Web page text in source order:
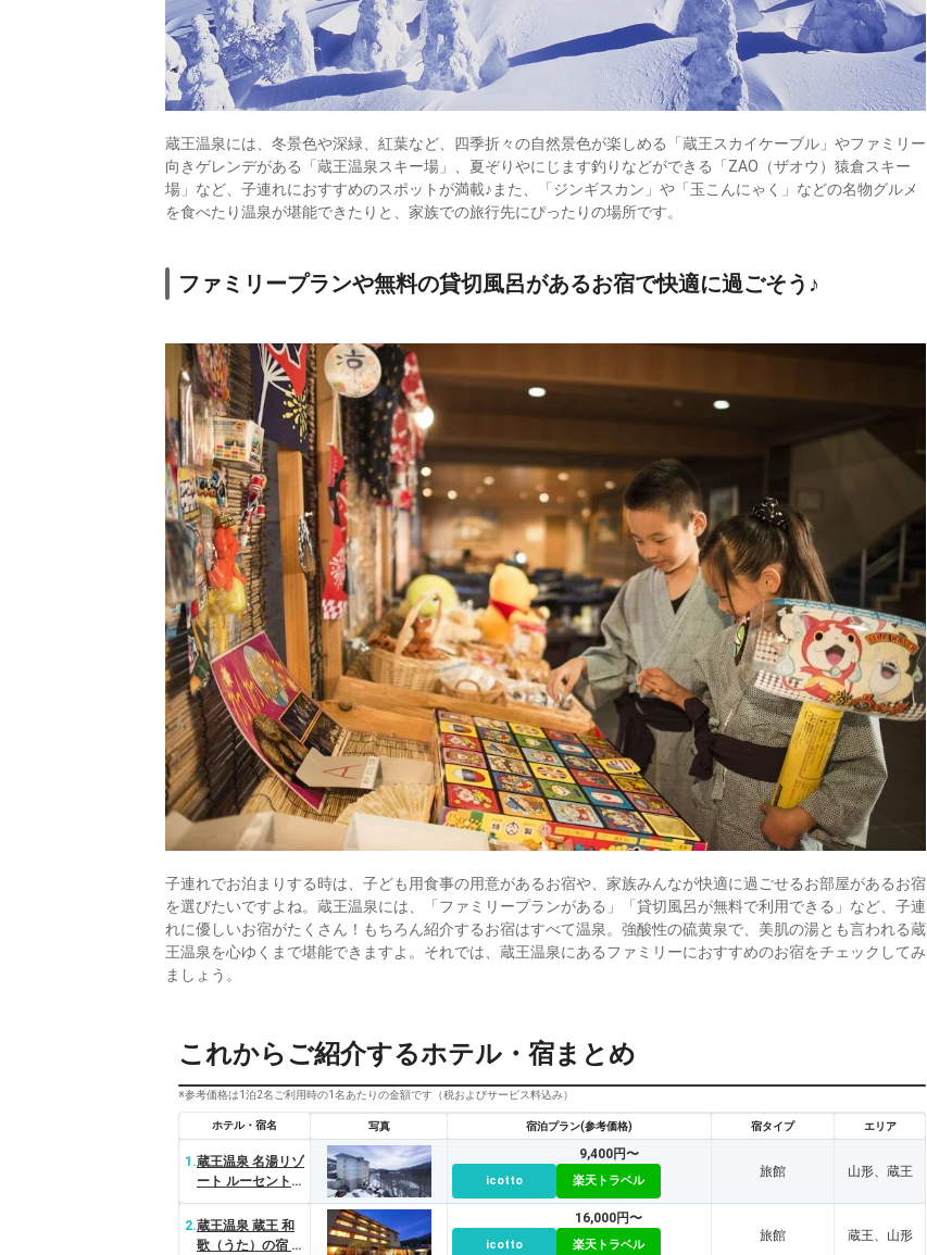
蔵王温泉には、冬景色や深緑、紅葉など、四季折々の自然景色が楽しめる「蔵王スカイケーブル」やファミリー
向きゲレンデがある「蔵王温泉スキー場」、夏ぞりやにじます釣りなどができる「ZAO（ザオウ）猿倉スキー
場」など、子連れにおすすめのスポットが満載♪また、「ジンギスカン」や「玉こんにゃく」などの名物グルメ
を食べたり温泉が堪能できたりと、家族での旅行先にぴったりの場所です。
ファミリープランや無料の貸切風呂があるお宿で快適に過ごそう♪
子連れでお泊まりする時は、子ども用食事の用意があるお宿や、家族みんなが快適に過ごせるお部屋があるお宿
を選びたいですよね。蔵王温泉には、「ファミリープランがある」「貸切風呂が無料で利用できる」など、子連
れに優しいお宿がたくさん！もちろん紹介するお宿はすべて温泉。強酸性の硫黄泉で、美肌の湯とも言われる蔵
王温泉を心ゆくまで堪能できますよ。それでは、蔵王温泉にあるファミリーにおすすめのお宿をチェックしてみ
ましょう。
これからご紹介するホテル・宿まとめ
※参考価格は1泊2名ご利用時の1名あたりの金額です（税およびサービス料込み）
ホテル・宿名 写真 宿泊プラン(参考価格) 宿タイプ エリア
1.蔵王温泉 名湯リゾ
ート ルーセントタ
カミヤ
icotto
9,400円〜
楽天トラベル
旅館 山形、蔵王
2.蔵王温泉 蔵王 和
歌（うた）の宿 わ
icotto
16,000円〜
楽天トラベル
旅館 蔵王、山形